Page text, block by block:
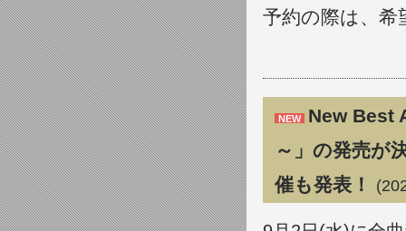
予約の際は、
NEW
New Best
～」の発売が
催も発表！